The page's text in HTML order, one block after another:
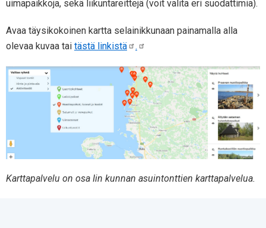
uimapaikkoja, sekä liikuntareittejä (voit valita eri suodattimia).
Avaa täysikokoinen kartta selainikkunaan painamalla alla
olevaa kuvaa tai tästä linkistä .
Karttapalvelu on osa Iin kunnan asuintonttien karttapalvelua.